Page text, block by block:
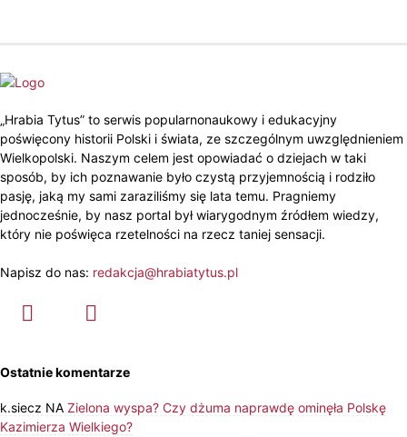
„Hrabia Tytus” to serwis popularnonaukowy i edukacyjny
poświęcony historii Polski i świata, ze szczególnym uwzględnieniem
Wielkopolski. Naszym celem jest opowiadać o dziejach w taki
sposób, by ich poznawanie było czystą przyjemnością i rodziło
pasję, jaką my sami zaraziliśmy się lata temu. Pragniemy
jednocześnie, by nasz portal był wiarygodnym źródłem wiedzy,
który nie poświęca rzetelności na rzecz taniej sensacji.
Napisz do nas: redakcja@hrabiatytus.pl
Ostatnie komentarze
k.siecz NA Zielona wyspa? Czy dżuma naprawdę ominęła Polskę
Kazimierza Wielkiego?